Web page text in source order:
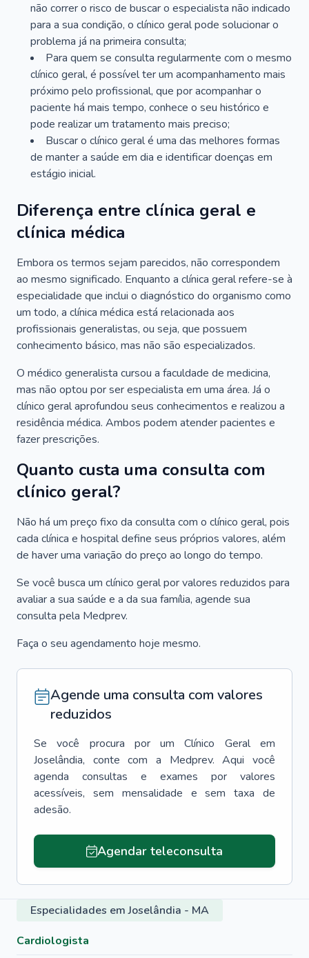
não correr o risco de buscar o especialista não indicado
para a sua condição, o clínico geral pode solucionar o
problema já na primeira consulta;
Para quem se consulta regularmente com o mesmo
clínico geral, é possível ter um acompanhamento mais
próximo pelo profissional, que por acompanhar o
paciente há mais tempo, conhece o seu histórico e
pode realizar um tratamento mais preciso;
Buscar o clínico geral é uma das melhores formas
de manter a saúde em dia e identificar doenças em
estágio inicial.
Diferença entre clínica geral e
clínica médica
Embora os termos sejam parecidos, não correspondem
ao mesmo significado. Enquanto a clínica geral refere-se à
especialidade que inclui o diagnóstico do organismo como
um todo, a clínica médica está relacionada aos
profissionais generalistas, ou seja, que possuem
conhecimento básico, mas não são especializados.
O médico generalista cursou a faculdade de medicina,
mas não optou por ser especialista em uma área. Já o
clínico geral aprofundou seus conhecimentos e realizou a
residência médica. Ambos podem atender pacientes e
fazer prescrições.
Quanto custa uma consulta com
clínico geral?
Não há um preço fixo da consulta com o clínico geral, pois
cada clínica e hospital define seus próprios valores, além
de haver uma variação do preço ao longo do tempo.
Se você busca um clínico geral por valores reduzidos para
avaliar a sua saúde e a da sua família, agende sua
consulta pela Medprev.
Faça o seu agendamento hoje mesmo.
Agende uma consulta com valores
reduzidos
Se você procura por um Clínico Geral
em
Joselândia, conte com a Medprev. Aqui você
agenda consultas e exames por valores
acessíveis, sem mensalidade e sem taxa de
adesão.
Agendar teleconsulta
Especialidades em Joselândia - MA
Cardiologista